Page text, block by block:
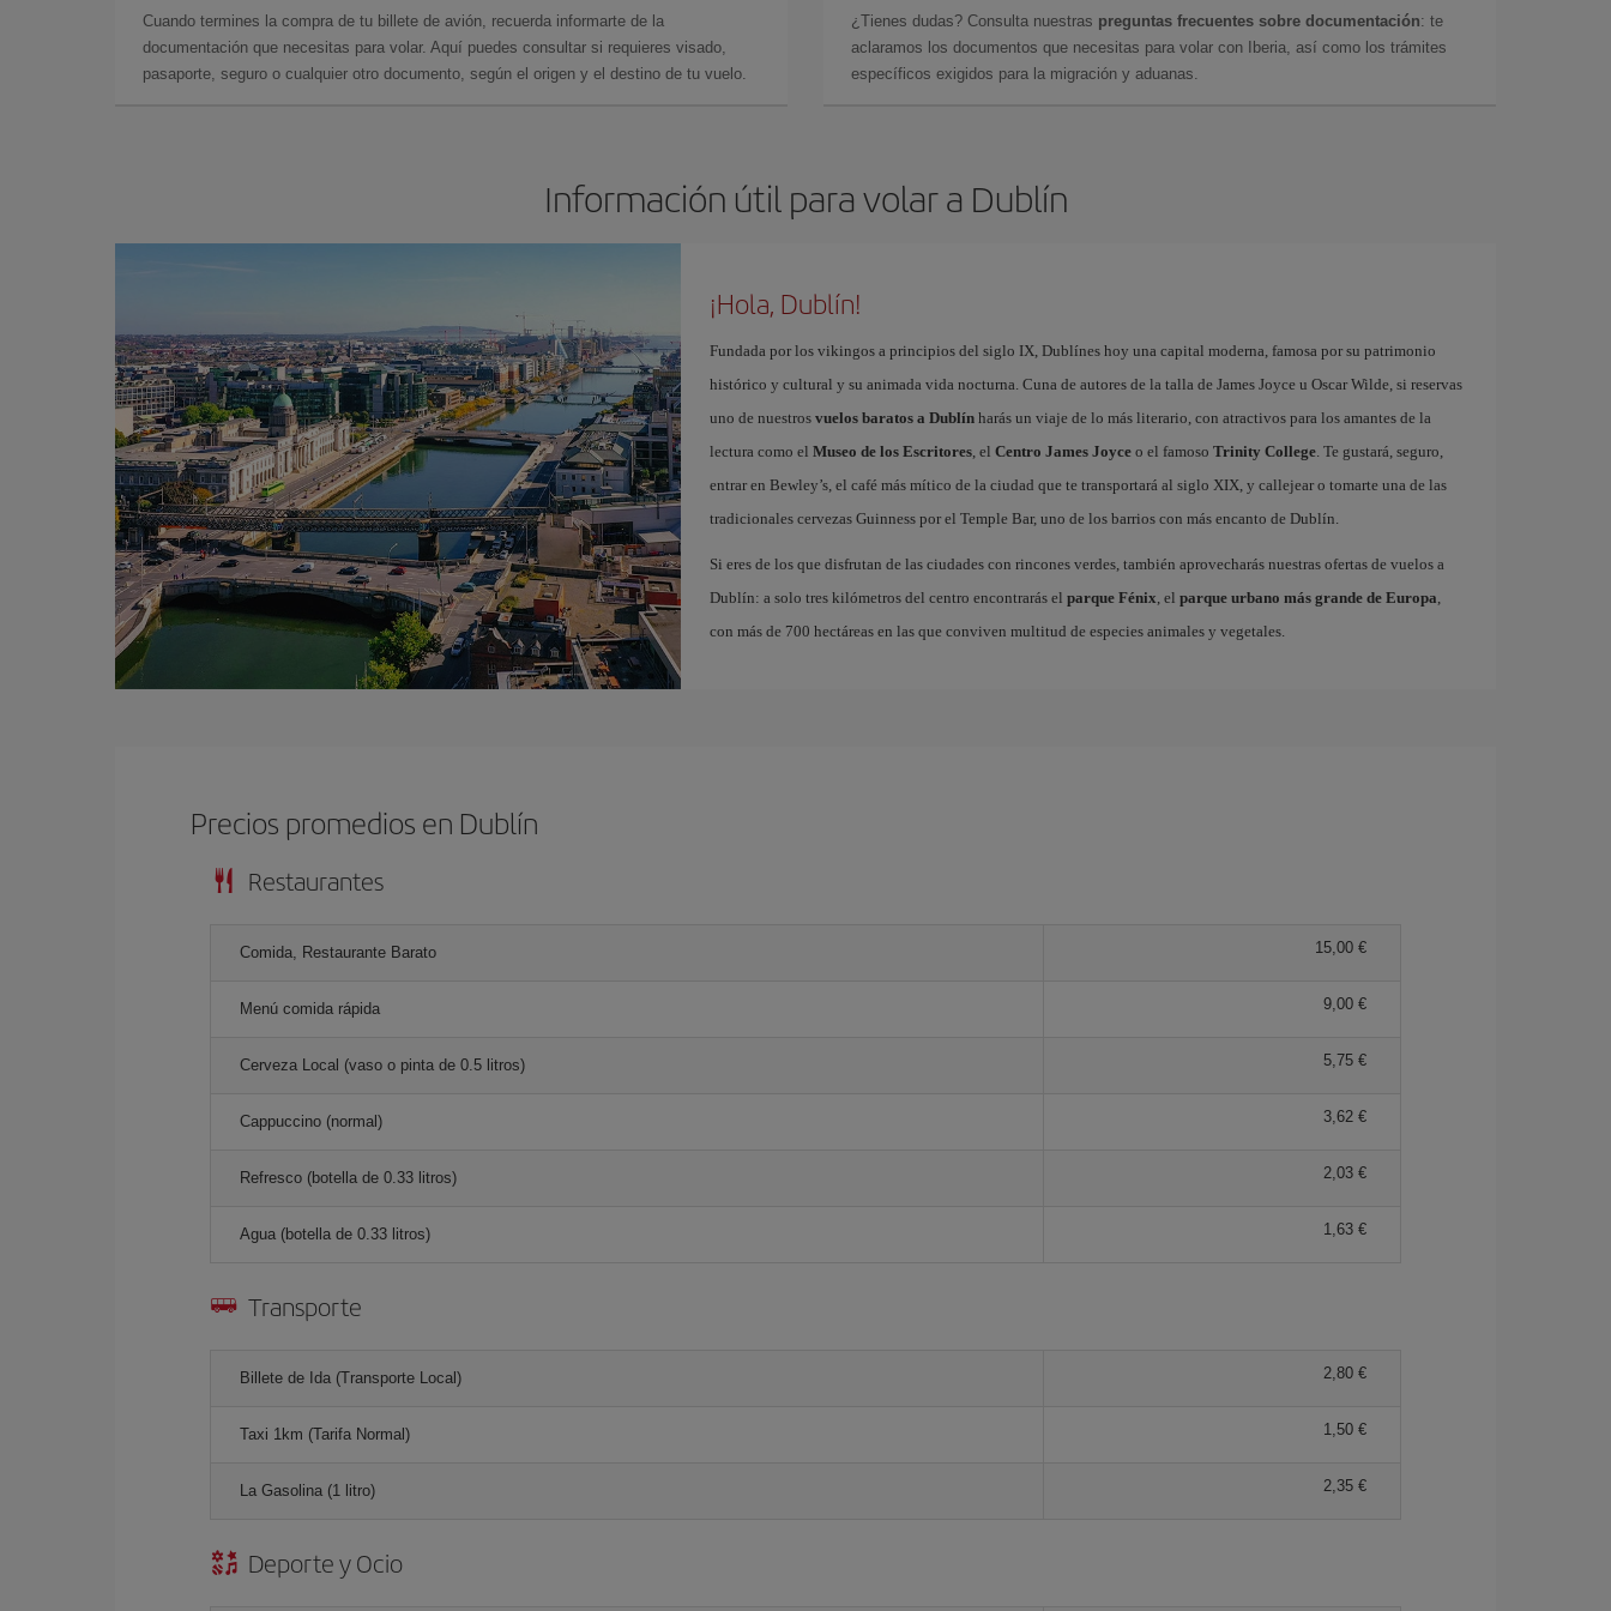
Cuando termines la compra de tu billete de avión, recuerda informarte de la
documentación que necesitas para volar. Aquí puedes consultar si requieres visado,
pasaporte, seguro o cualquier otro documento, según el origen y el destino de tu vuelo.
¿Tienes dudas? Consulta nuestras preguntas frecuentes sobre documentación: te
aclaramos los documentos que necesitas para volar con Iberia, así como los trámites
específicos exigidos para la migración y aduanas.
Información útil para volar a Dublín
¡Hola, Dublín!
Fundada por los vikingos a principios del siglo IX, Dublínes hoy una capital moderna, famosa por su patrimonio
histórico y cultural y su animada vida nocturna. Cuna de autores de la talla de James Joyce u Oscar Wilde, si reservas
uno de nuestros vuelos baratos a Dublínharás un viaje de lo más literario, con atractivos para los amantes de la
lectura como el Museo de los Escritores, el Centro James Joyceo el famoso Trinity College. Te gustará, seguro,
entrar en Bewley’s, el café más mítico de la ciudad que te transportará al siglo XIX, y callejear o tomarte una de las
tradicionales cervezas Guinness por el Temple Bar, uno de los barrios con más encanto de Dublín.
Si eres de los que disfrutan de las ciudades con rincones verdes, también aprovecharás nuestras ofertas de vuelos a
Dublín: a solo tres kilómetros del centro encontrarás el parque Fénix , el parque urbano más grande de Europa
con más de 700 hectáreas en las que conviven multitud de especies animales y vegetales.
Precios promedios en Dublín
Restaurantes
Comida, Restaurante Barato 15,00 €
Menú comida rápida 9,00 €
Cerveza Local (vaso o pinta de 0.5 litros) 5,75 €
Cappuccino (normal) 3,62 €
Refresco (botella de 0.33 litros) 2,03 €
Agua (botella de 0.33 litros) 1,63 €
Transporte
Billete de Ida (Transporte Local) 2,80 €
Taxi 1km (Tarifa Normal) 1,50 €
La Gasolina (1 litro) 2,35 €
Deporte y Ocio